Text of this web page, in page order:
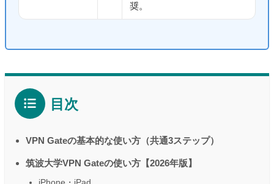
奨。
目次
VPN Gateの基本的な使い方（共通3ステップ）
筑波大学VPN Gateの使い方【2026年版】